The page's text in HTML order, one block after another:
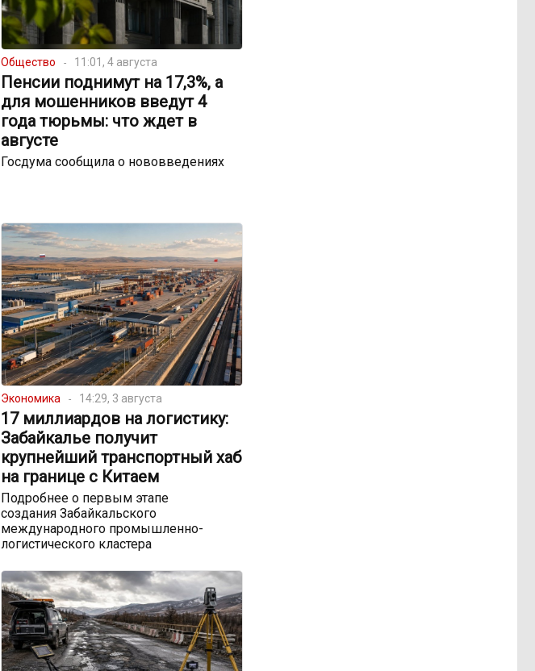
Общество 11:01, 4 августа
Пенсии поднимут на 17,3%, а
для мошенников введут 4
года тюрьмы: что ждет в
августе
Госдума сообщила о нововведениях
Экономика 14:29, 3 августа
17 миллиардов на логистику:
Забайкалье получит
крупнейший транспортный хаб
на границе с Китаем
Подробнее о первым этапе
создания Забайкальского
международного промышленно-
логистического кластера